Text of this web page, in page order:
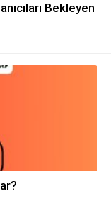
Bekleyen